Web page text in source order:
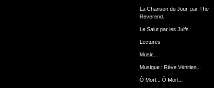
La Chanson du Jour, par The
Reverend.
Le Salut par les Juifs
Lectures
Music...
Musique : Rêve Vénitien...
Ô Mort... Ô Mort...